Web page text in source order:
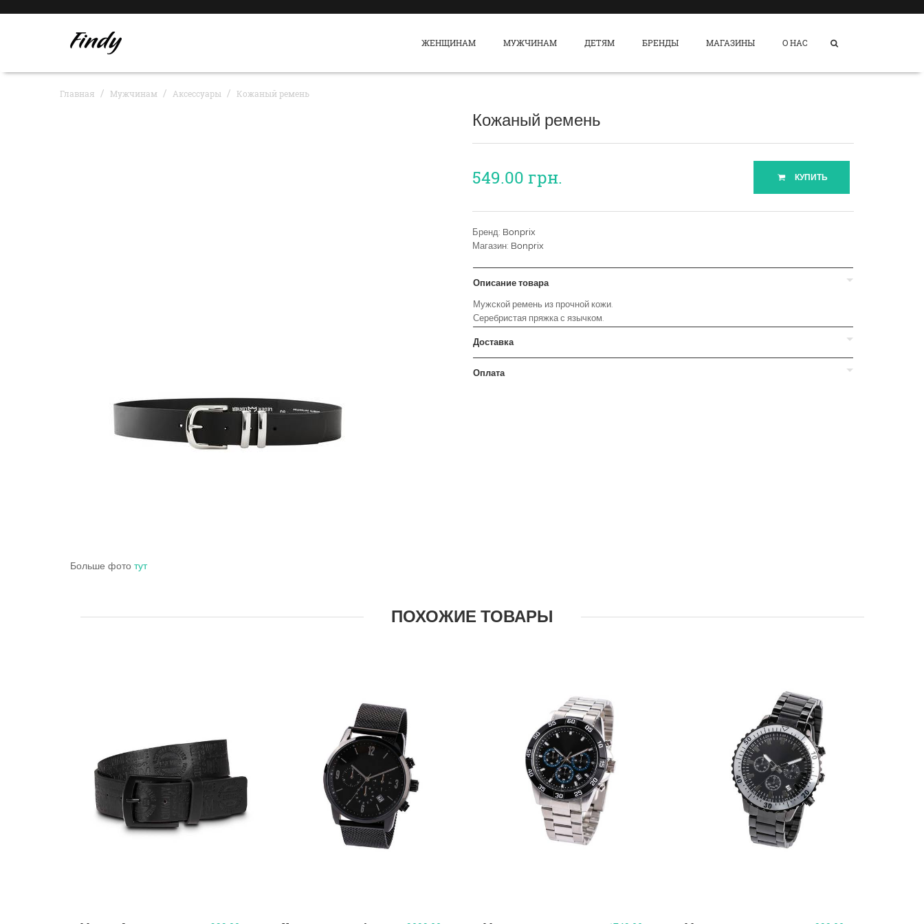
ЖЕНЩИНАМ МУЖЧИНАМ ДЕТЯМ БРЕНДЫ МАГАЗИНЫ О НАС
Главная Мужчинам Аксессуары Кожаный ремень
Больше фото тут
Кожаный ремень
549.00 грн. КУПИТЬ
Бренд: Bonprix
Магазин: Bonprix
Описание товара
Мужской ремень из прочной кожи.
Серебристая пряжка с язычком.
Доставка
Оплата
ПОХОЖИЕ ТОВАРЫ